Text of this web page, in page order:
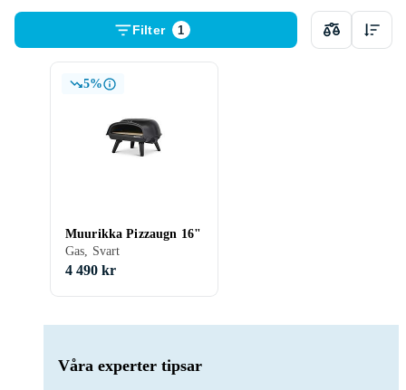
Filter 1
Våra experter tipsar
5%
Muurikka Pizzaugn 16"
Gas, Svart
4 490 kr